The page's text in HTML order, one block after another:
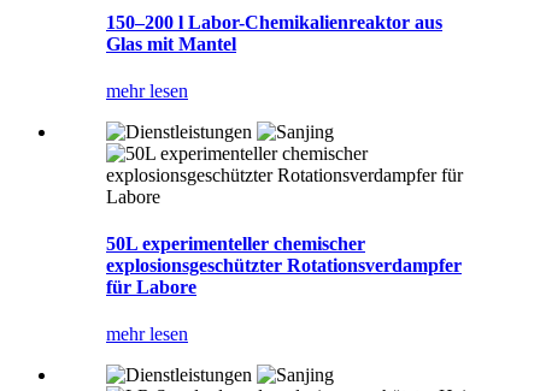
150–200 l Labor-Chemikalienreaktor aus
Glas mit Mantel
mehr lesen
50L experimenteller chemischer
explosionsgeschützter Rotationsverdampfer
für Labore
mehr lesen